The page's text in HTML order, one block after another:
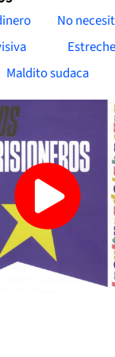
No
Maldito sudaca